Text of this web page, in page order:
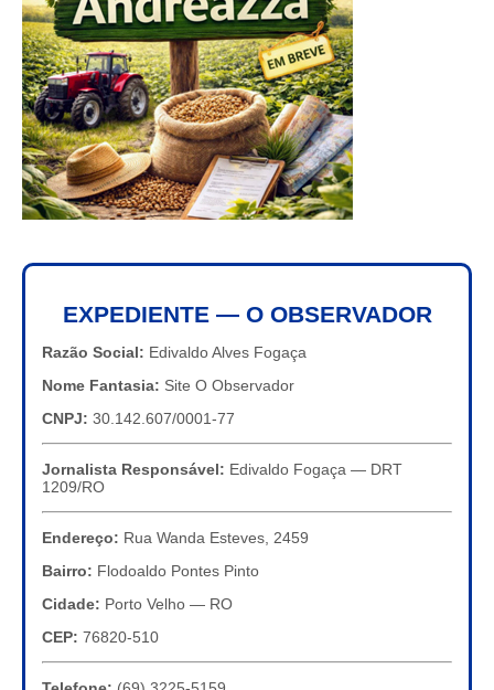
EXPEDIENTE — O OBSERVADOR
Razão Social: Edivaldo Alves Fogaça
Nome Fantasia: Site O Observador
CNPJ: 30.142.607/0001-77
Jornalista Responsável: Edivaldo Fogaça — DRT
1209/RO
Endereço: Rua Wanda Esteves, 2459
Bairro: Flodoaldo Pontes Pinto
Cidade: Porto Velho — RO
CEP: 76820-510